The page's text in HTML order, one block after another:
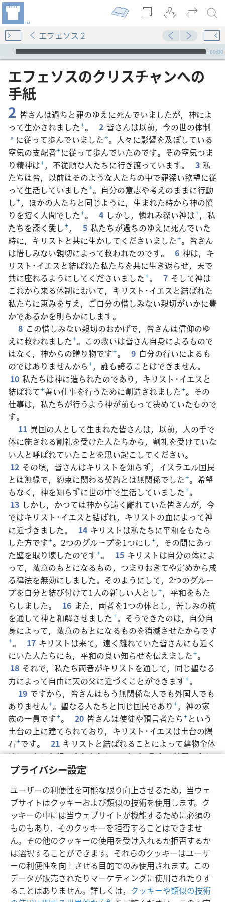
プライバシー設定
ユーザーの利便性を可能な限り向上させるため，当ウェ
ブサイトはクッキーおよび類似の技術を使用します。ク
ッキーの中には当ウェブサイトが機能するために必須の
ものもあり，そのクッキーを拒否することはできませ
ん。その他のクッキーの使用を受け入れるか拒否するか
は選択することができます。それらのクッキーはユーザ
ーの利便性を向上させる目的でのみ使用されます。この
データが販売されたりマーケティングに使用されたりす
ることはありません。詳しくは， クッキーや類似の技術
エフェソス 2
Audio Player
00:00
エフェソス​の​クリスチャン​へ​の​
手紙
2 皆さんは過ちと罪のゆえに死んでいましたが，神によ
って生かされました+。 2 皆さんは以前，今の世の体制
* に従って歩んでいました+。人々に影響を及ぼしている
空気の支配者+に従って歩んでいたのです。その空気つま
り精神は+，不従順な人たちに行き渡っています。 3 私
たちは皆，以前はそのような人たちの中で罪深い欲望に従
って生活していました+。自分の意志や考えのままに行動
し+，ほかの人たちと同じように，生まれた時から神の憤
りを招く人間でした+。 4 しかし，憐れみ深い神は+，私
たちを深く愛し+， 5 私たちが過ちのゆえに死んでいた
時に，キリストと共に生かしてくださいました+。皆さん
は惜しみない親切によって救われたのです。
6 神は，キ
リスト･イエスと結ばれた私たちを共に生き返らせ，天で
共に座れるようにしてくださいました+。 7 そして神は
これから来る体制において，キリスト･イエスと結ばれた
私たちに恵みを与え，ご自分の惜しみない親切がいかに豊
かであるかを明らかにします。
8 この惜しみない親切のおかげで，皆さんは信仰のゆ
えに救われました+。この救いは皆さん自身によるもので
はなく，神からの贈り物です+。 9 自分の行いによるも
のではありませんから+，誰も誇ることはできません。
10 私たちは神に造られたのであり，キリスト･イエスと
結ばれて+善い仕事を行うために創造されました+。その
仕事は，私たちが行うよう神が前もって決めていたもので
す。
11 異国の人として生まれた皆さんは，以前，人の手で
体に施される割礼を受けた人たちから，割礼を受けていな
い人と呼ばれていたことを思い起こしてください。
12 その頃，皆さんはキリストを知らず，イスラエル国民
とは無縁で，約束に関わる契約とは無関係でした+。希望
もなく，神を知らずに世の中で生活していました+。
13 しかし，かつては神から遠く離れていた皆さんが，今
ではキリスト･イエスと結ばれ，キリストの血によって神
に近づきました。
14 キリストは私たちに平和をもたら
した方です+。2つのグループを1つにし+，その間にあっ
た壁を取り壊したのです+。 15 キリストは自分の体によ
って，敵意のもとになるもの，つまりおきてや定めから成
る律法を無効にしました。そのようにして，2つのグルー
プを自分と結び付けて1人の新しい人とし+，平和をもた
らしました。
16 また，両者を1つの体とし，苦しみの杭
を通して神と和解させました+。そうできたのは，自分自
身によって，敵意のもとになるものを消滅させたからです
+。 17 キリストは来て，遠く離れていた皆さんにも近く
にいた人たちにも，平和の良い知らせを伝えました+。
18 それで，私たち両者がキリストを通して，同じ聖なる
力によって自由に天の父に近づくことができます+。
19 ですから，皆さんはもう無関係な人でも外国人でも
ありません+。聖なる人たちと同じ国民であり +，神の家
族の一員です+。 20 皆さんは使徒や預言者たち+という
土台の上に建てられており，キリスト･イエスは土台の隅
石+です。 21 キリストと結ばれることによって建物全体
はしっかりと組み合わされ+，エホバの聖なる神殿になり
*ます+。22皆さんもキリストと結ばれることによって
+。
日本語 シェアする 設定
Copyright© 2026 Watch Tower Bible and Tract Society of Pennsylvania
利用規約
プライバシーに関する方針 プライバシー設定
JW.ORG
ログイン